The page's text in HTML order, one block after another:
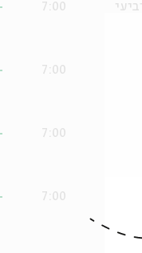
7:00
7:00
7:00
7:00